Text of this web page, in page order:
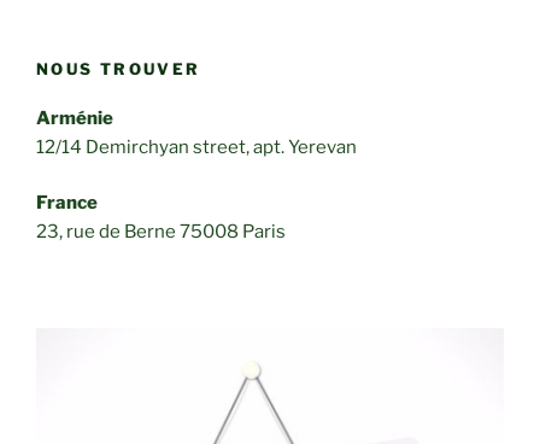
NOUS TROUVER
Arménie
12/14 Demirchyan street, apt. Yerevan
France
23, rue de Berne 75008 Paris